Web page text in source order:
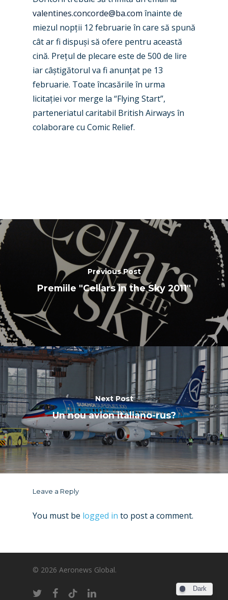
valentines.concorde@ba.com înainte de
miezul nopții 12 februarie în care să spună
cât ar fi dispuși să ofere pentru această
cină. Prețul de plecare este de 500 de lire
iar câștigătorul va fi anunțat pe 13
februarie. Toate încasările în urma
licitației vor merge la “Flying Start”,
parteneriatul caritabil British Airways în
colaborare cu Comic Relief.
Previous Post
Premiile "Cellars in the Sky 2011"
Next Post
Un nou avion italiano-rus?
Leave a Reply
You must be logged in to post a comment.
© 2026 Aeronews Global.
Paris 2025
Farnborough 2024
Paris 2023
Farnborough 2022
Dubai 2019
Paris 2019
Military
Trip Reports
Marketplace
Jobs
Contact
Dark